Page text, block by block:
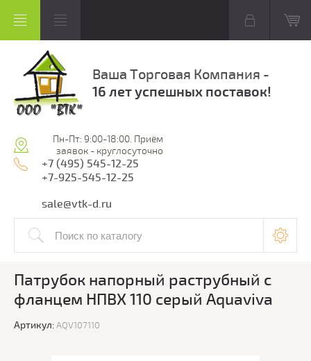
Ваша Торговая Компания -
16 лет успешных поставок!
Пн-Пт: 9:00-18:00. Приём
заявок - круглосуточно
+7 (495) 545-12-25
+7-925-545-12-25
sale@vtk-d.ru
Патрубок напорный раструбный с
фланцем НПВХ 110 серый Aquaviva
Артикул:AQV107110